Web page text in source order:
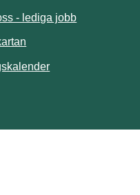
- lediga jobb
Länk till annan